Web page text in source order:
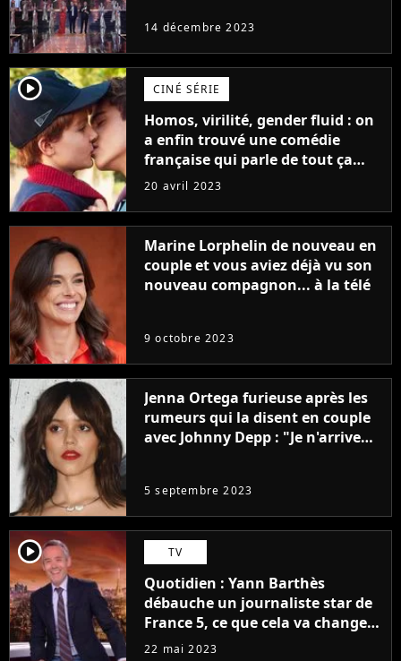
14 décembre 2023
player2 CINÉ SÉRIE
Homos, virilité, gender fluid : on
a enfin trouvé une comédie
française qui parle de tout ça
sans être super ringarde
20 avril 2023
Marine Lorphelin de nouveau en
couple et vous aviez déjà vu son
nouveau compagnon... à la télé
9 octobre 2023
Jenna Ortega furieuse après les
rumeurs qui la disent en couple
avec Johnny Depp : "Je n'arrive
5 septembre 2023
player2 TV
Quotidien : Yann Barthès
débauche un journaliste star de
France 5, ce que cela va changer
à la rentrée
22 mai 2023